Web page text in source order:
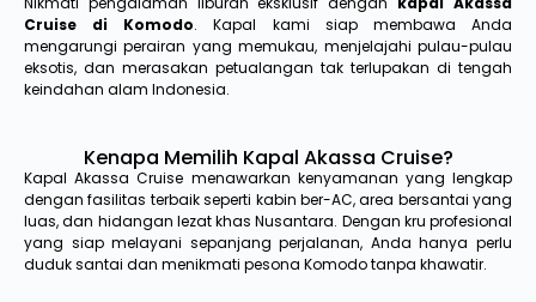
Cruise di Komodo. Kapal kami siap membawa Anda
mengarungi perairan yang memukau, menjelajahi pulau-pulau
eksotis, dan merasakan petualangan tak terlupakan di tengah
keindahan alam Indonesia.
Kenapa Memilih Kapal Akassa Cruise?
Kapal Akassa Cruise menawarkan kenyamanan yang lengkap
dengan fasilitas terbaik seperti kabin ber-AC, area bersantai yang
luas, dan hidangan lezat khas Nusantara. Dengan kru profesional
yang siap melayani sepanjang perjalanan, Anda hanya perlu
duduk santai dan menikmati pesona Komodo tanpa khawatir.